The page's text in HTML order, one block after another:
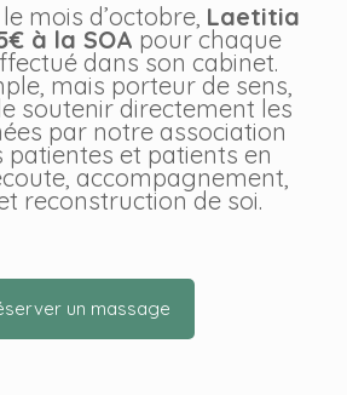
mois d’octobre, Laetitia
à la SOA pour chaque
dans son cabinet.
mais porteur de sens,
soutenir directement les
par notre association
patientes et patients en
accompagnement,
reconstruction de soi.
un massage